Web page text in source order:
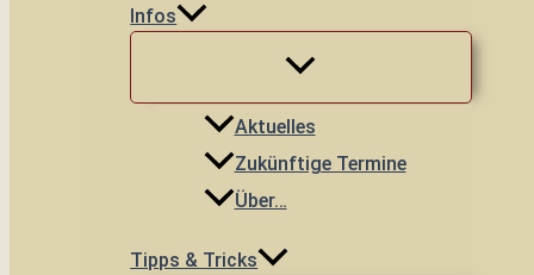
Infos
Aktuelles
Zukünftige Termine
Über…
Tipps & Tricks